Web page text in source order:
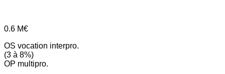
0.6 M€
OS vocation interpro.
(3 à 8%)
OP multipro.